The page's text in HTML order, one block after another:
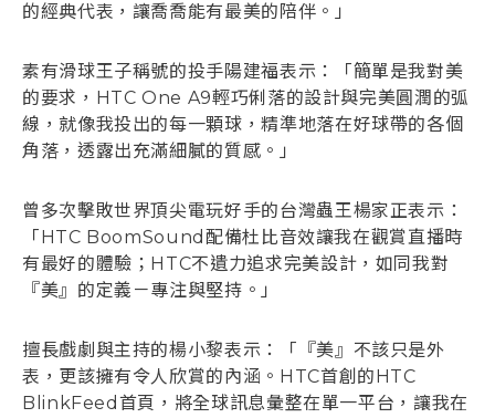
的經典代表，讓喬喬能有最美的陪伴。」
素有滑球王子稱號的投手陽建福表示：「簡單是我對美
的要求，HTC One A9輕巧俐落的設計與完美圓潤的弧
線，就像我投出的每一顆球，精準地落在好球帶的各個
角落，透露出充滿細膩的質感。」
曾多次擊敗世界頂尖電玩好手的台灣蟲王楊家正表示：
「HTC BoomSound配備杜比音效讓我在觀賞直播時
有最好的體驗；HTC不遺力追求完美設計，如同我對
『美』的定義－專注與堅持。」
擅長戲劇與主持的楊小黎表示：「『美』不該只是外
表，更該擁有令人欣賞的內涵。HTC首創的HTC
BlinkFeed首頁，將全球訊息彙整在單一平台，讓我在